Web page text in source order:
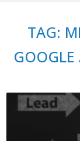
TAG:
GOOGLE